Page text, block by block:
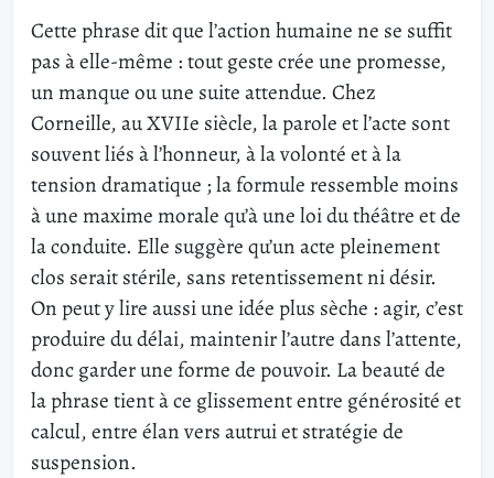
Cette phrase dit que l’action humaine ne se suffit
pas à elle-même : tout geste crée une promesse,
un manque ou une suite attendue. Chez
Corneille, au XVIIe siècle, la parole et l’acte sont
souvent liés à l’honneur, à la volonté et à la
tension dramatique ; la formule ressemble moins
à une maxime morale qu’à une loi du théâtre et de
la conduite. Elle suggère qu’un acte pleinement
clos serait stérile, sans retentissement ni désir.
On peut y lire aussi une idée plus sèche : agir, c’est
produire du délai, maintenir l’autre dans l’attente,
donc garder une forme de pouvoir. La beauté de
la phrase tient à ce glissement entre générosité et
calcul, entre élan vers autrui et stratégie de
suspension.